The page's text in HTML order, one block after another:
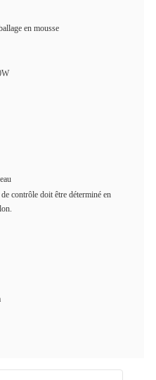
en mousse
contrôle doit être déterminé en